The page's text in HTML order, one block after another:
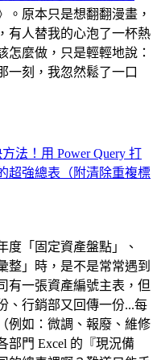
。原本只是想翻翻漫畫，
有人替我的心泡了一杯熱
怎麼做，只是輕輕地說：
一刻，我忽然鬆了一口
法！用 Power Query 打
超強總表（附清除重複標
度「固定資產盤點」、
整」時，是不是常常遇到
有一張資產編號主表，但
、行銷部又回傳一份...每
例如：微調、報廢、維修
部門 Excel 的『現況備